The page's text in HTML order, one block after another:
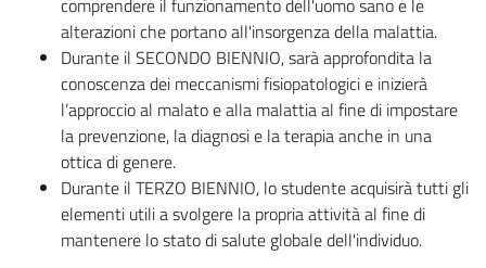
comprendere il funzionamento dell'uomo sano e le
alterazioni che portano all'insorgenza della malattia.
Durante il SECONDO BIENNIO, sarà approfondita la
conoscenza dei meccanismi fisiopatologici e inizierà
l’approccio al malato e alla malattia al fine di impostare
la prevenzione, la diagnosi e la terapia anche in una
ottica di genere.
Durante il TERZO BIENNIO, lo studente acquisirà tutti gli
elementi utili a svolgere la propria attività al fine di
mantenere lo stato di salute globale dell'individuo.